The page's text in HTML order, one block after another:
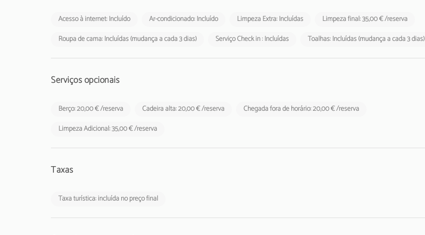
Acesso à internet: Incluído Ar-condicionado: Incluído Limpeza Extra: Incluídas
Limpeza final: 35,00 € /reserva
Roupa de cama: Incluídas (mudança a cada 3 dias)
Serviço Check in : Incluídas Toalhas: Incluídas (mudança a cada 3 dias)
Serviços opcionais
Berço: 20,00 € /reserva Cadeira alta: 20,00 € /reserva
Chegada fora de horário: 20,00 € /reserva
Limpeza Adicional: 35,00 € /reserva
Taxas
Taxa turística: incluída no preço final